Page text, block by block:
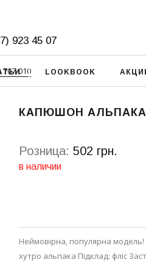
923 45 07
LOOKBOOK
010
КАПЮШОН
Розница: 502 грн.
в наличии
Неймовірна, популярна
хутро альпака Підклад: фліс